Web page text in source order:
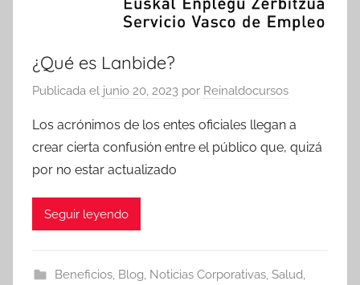
¿Qué es Lanbide?
Publicada el junio 20, 2023 por Reinaldocursos
Los acrónimos de los entes oficiales llegan a
crear cierta confusión entre el público que, quizá
por no estar actualizado
Seguir leyendo
Beneficios, Blog, Noticias Corporativas, Salud,